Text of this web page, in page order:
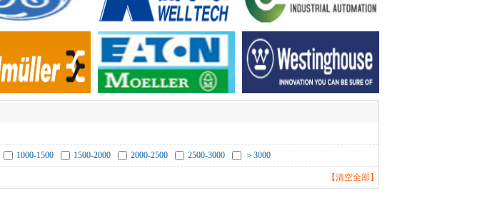
1000-1500 1500-2000 2000-2500 2500-3000 ＞3000
【清空全部】